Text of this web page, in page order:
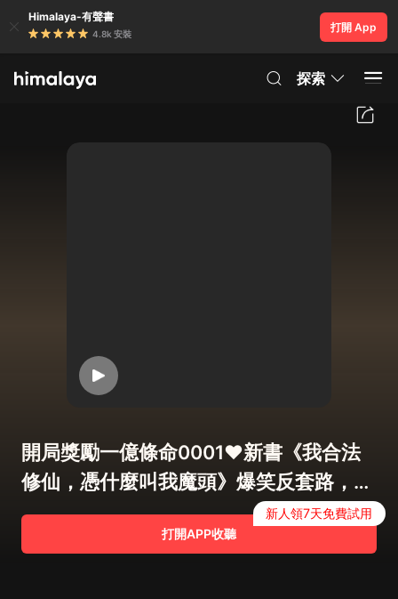
Himalaya-有聲書
4.8k 安裝
打開 App
探索
開局獎勵一億條命0001❤新書《我合法
修仙，憑什麼叫我魔頭》爆笑反套路，送
紅包，來❤
打開APP收聽
新人領7天免費試用